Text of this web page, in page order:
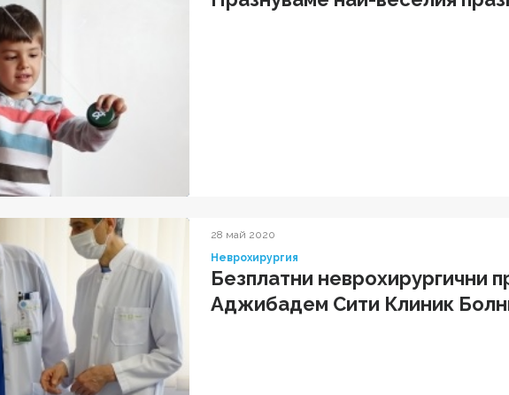
28 май 2020
Неврохирургия
Безплатни неврохирургични
Аджибадем Сити Клиник